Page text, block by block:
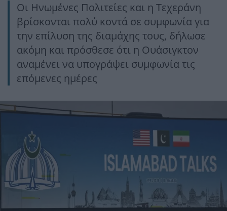
Οι Ηνωμένες Πολιτείες και η Τεχεράνη
βρίσκονται πολύ κοντά σε συμφωνία για
την επίλυση της διαμάχης τους, δήλωσε
ακόμη και πρόσθεσε ότι η Ουάσιγκτον
αναμένει να υπογράψει συμφωνία τις
επόμενες ημέρες